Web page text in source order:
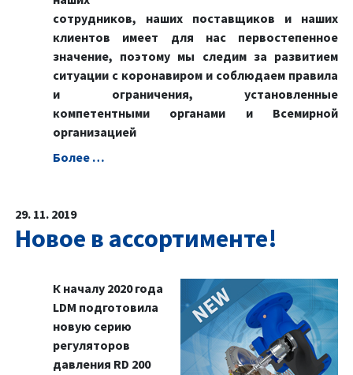
сотрудников, наших поставщиков и наших
клиентов имеет для нас первостепенное
значение, поэтому мы следим за развитием
ситуации с коронавиром и соблюдаем правила
и ограничения, установленные
компетентными органами и Всемирной
организацией
Болeе …
29. 11. 2019
Новое в ассортименте!
К началу 2020 года
LDM подготовила
новую серию
регуляторов
давления RD 200